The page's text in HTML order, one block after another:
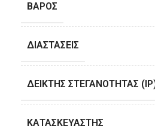
ΒΑΡΟΣ
ΔΙΑΣΤΑΣΕΙΣ
ΔΕΙΚΤΗΣ ΣΤΕΓΑΝΟΤΗΤΑΣ
ΚΑΤΑΣΚΕΥΑΣΤΗΣ